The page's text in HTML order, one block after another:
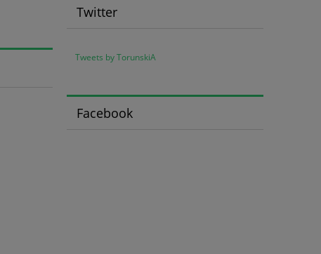
Twitter
Tweets by TorunskiA
Facebook